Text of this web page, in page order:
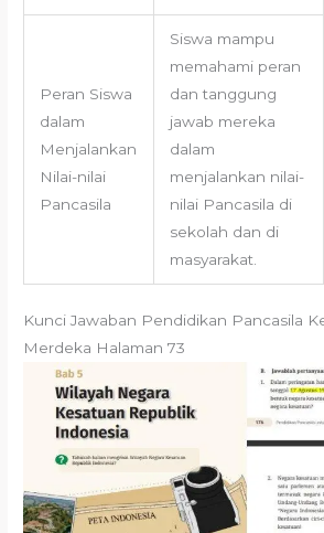
Peran Siswa
dalam
Menjalankan
Nilai-nilai
Pancasila
Siswa mampu
memahami peran
dan tanggung
jawab mereka
dalam
menjalankan nilai-
nilai Pancasila di
sekolah dan di
masyarakat.
Kunci Jawaban Pendidikan Pancasila
Merdeka Halaman 73